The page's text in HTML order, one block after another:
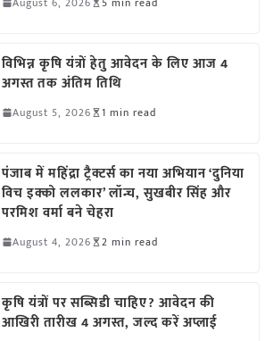
विभिन्न कृषि यंत्रों हेतु आवेदन के लिए आज 4
अगस्त तक अंतिम तिथि
August 5, 2026 1 min read
पंजाब में महिंद्रा ट्रैक्टर्स का नया अभियान ‘दुनिया
विच इक्को ललकार’ लॉन्च, सुखबीर सिंह और
परमिश वर्मा बने चेहरा
August 4, 2026 2 min read
कृषि यंत्रों पर सब्सिडी चाहिए? आवेदन की
आखिरी तारीख 4 अगस्त, जल्द करें अप्लाई